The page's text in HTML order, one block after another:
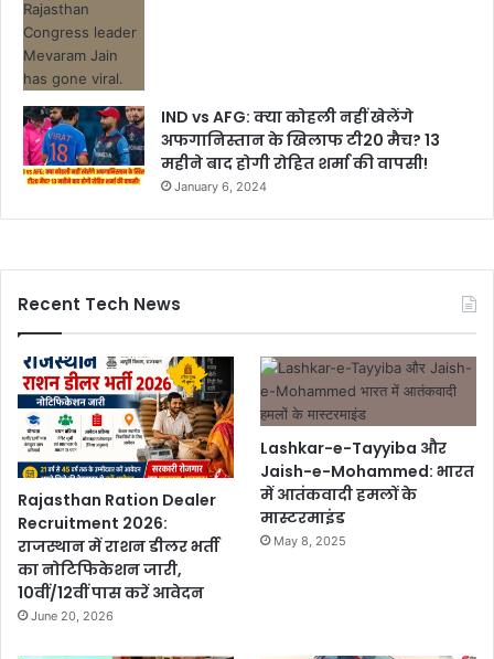
IND vs AFG: क्या कोहली नहीं खेलेंगे
अफगानिस्तान के खिलाफ टी20 मैच? 13
महीने बाद होगी रोहित शर्मा की वापसी!
January 6, 2024
Recent Tech News
Rajasthan Ration Dealer
Recruitment 2026:
राजस्थान में राशन डीलर भर्ती
का नोटिफिकेशन जारी,
10वीं/12वीं पास करें आवेदन
June 20, 2026
Lashkar-e-Tayyiba और
Jaish-e-Mohammed: भारत
में आतंकवादी हमलों के
मास्टरमाइंड
May 8, 2025